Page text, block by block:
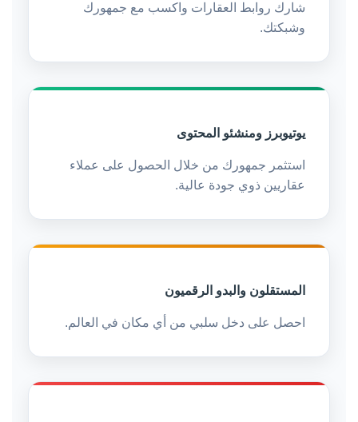
شارك روابط العقارات واكسب مع جمهورك
وشبكتك.
يوتيوبرز ومنشئو المحتوى
استثمر جمهورك من خلال الحصول على عملاء
عقاريين ذوي جودة عالية.
المستقلون والبدو الرقميون
احصل على دخل سلبي من أي مكان في العالم.